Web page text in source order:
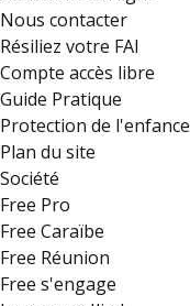
Nous contacter
Résiliez votre FAI
Compte accès libre
Guide Pratique
Protection de l'enfance
Plan du site
Société
Free Pro
Free Caraïbe
Free Réunion
Free s'engage